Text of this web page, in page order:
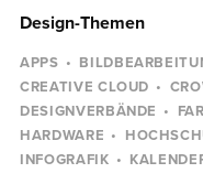
Design-Themen
APPS
CREATIVE CLOUD
DESIGNVERBÄNDE
HARDWARE
INFOGRAFIK